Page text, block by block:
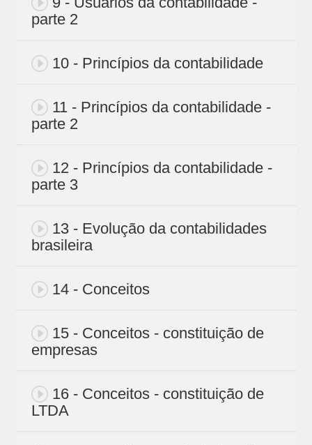
parte 2
10 - Princípios da contabilidade
11 - Princípios da contabilidade -
parte 2
12 - Princípios da contabilidade -
parte 3
13 - Evolução da contabilidades
brasileira
14 - Conceitos
15 - Conceitos - constituição de
empresas
16 - Conceitos - constituição de
LTDA